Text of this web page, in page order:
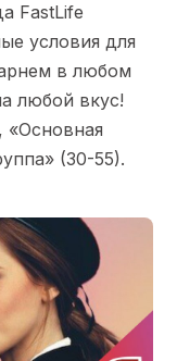
FastLife
условия для
в любом
любой вкус!
«Основная
(30-55).